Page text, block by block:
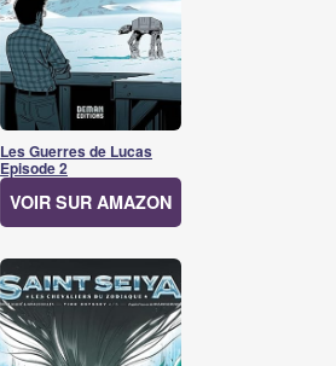
Les Guerres de Lucas
Episode 2
VOIR SUR AMAZON